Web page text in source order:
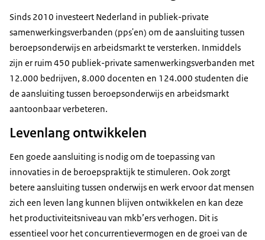
Sinds 2010 investeert Nederland in publiek-private
samenwerkingsverbanden (pps'en) om de aansluiting tussen
beroepsonderwijs en arbeidsmarkt te versterken. Inmiddels
zijn er ruim 450 publiek-private samenwerkingsverbanden met
12.000 bedrijven, 8.000 docenten en 124.000 studenten die
de aansluiting tussen beroepsonderwijs en arbeidsmarkt
aantoonbaar verbeteren.
Levenlang ontwikkelen
Een goede aansluiting is nodig om de toepassing van
innovaties in de beroepspraktijk te stimuleren. Ook zorgt
betere aansluiting tussen onderwijs en werk ervoor dat mensen
zich een leven lang kunnen blijven ontwikkelen en kan deze
het productiviteitsniveau van mkb’ers verhogen. Dit is
essentieel voor het concurrentievermogen en de groei van de